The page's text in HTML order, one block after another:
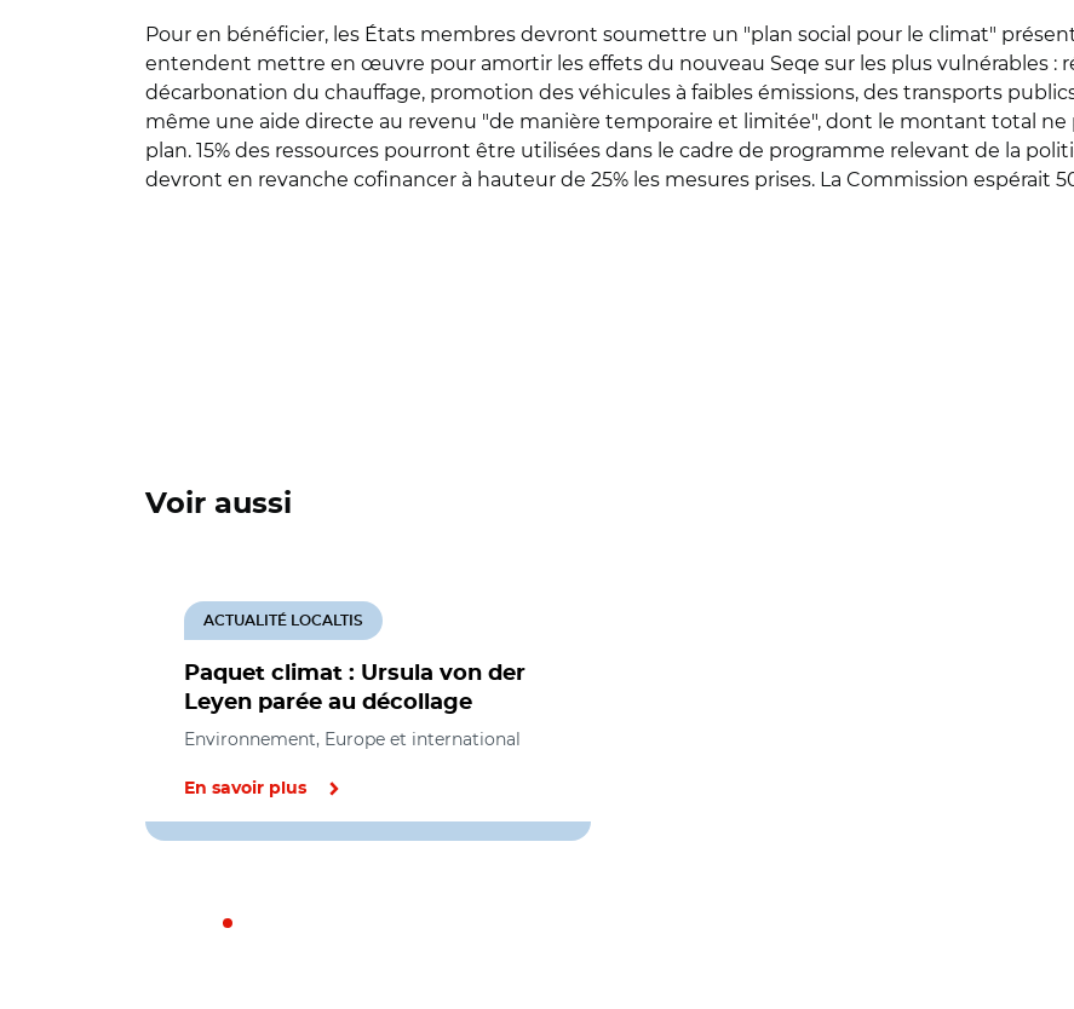
Pour en bénéficier, les États membres devront soumettre un "plan social pour le climat"
entendent mettre en œuvre pour amortir les effets du nouveau Seqe sur les plus vulnérables :
décarbonation du chauffage, promotion des véhicules à faibles émissions, des transports
même une aide directe au revenu "de manière temporaire et limitée", dont le montant total ne
plan. 15% des ressources pourront être utilisées dans le cadre de programme relevant de la
devront en revanche cofinancer à hauteur de 25% les mesures prises. La Commission espérait
Voir aussi
Paquet climat : Ursula von der
Leyen parée au décollage
ACTUALITÉ LOCALTIS
Environnement, Europe et international
En savoir plus